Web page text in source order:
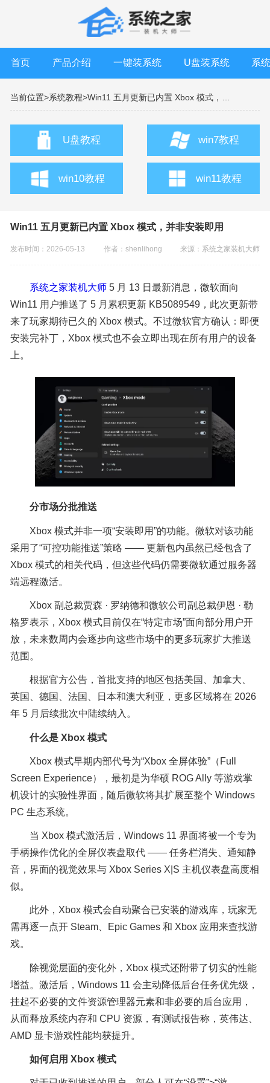
首页 产品介绍 一键装系统 U盘装系统 系
当前位置>系统教程>
U盘教程 win7教程
win10教程 win11教程
Win11 五月更新已内置 Xbox 模式，并非安装即用
发布时间：2026-05-13 作者：shenlihong 来源： 系统之家装机大师
系统之家装机大师5 月 13 日最新消息，微软面向
Win11 用户推送了 5 月累积更新 KB5089549，此次更新带
来了玩家期待已久的 Xbox 模式。不过微软官方确认：即便
安装完补丁，Xbox 模式也不会立即出现在所有用户的设备
上。
分市场分批推送
Xbox 模式并非一项“安装即用”的功能。微软对该功能
采用了“可控功能推送”策略 —— 更新包内虽然已经包含了
Xbox 模式的相关代码，但这些代码仍需要微软通过服务器
端远程激活。
Xbox 副总裁贾森 · 罗纳德和微软公司副总裁伊恩 · 勒
格罗表示，Xbox 模式目前仅在“特定市场”面向部分用户开
放，未来数周内会逐步向这些市场中的更多玩家扩大推送
范围。
根据官方公告，首批支持的地区包括美国、加拿大、
英国、德国、法国、日本和澳大利亚，更多区域将在 2026
年 5 月后续批次中陆续纳入。
什么是 Xbox 模式
Xbox 模式早期内部代号为“Xbox 全屏体验”（Full
Screen Experience），最初是为华硕 ROG Ally 等游戏掌
机设计的实验性界面，随后微软将其扩展至整个 Windows
PC 生态系统。
当 Xbox 模式激活后，Windows 11 界面将被一个专为
手柄操作优化的全屏仪表盘取代 —— 任务栏消失、通知静
音，界面的视觉效果与 Xbox Series X|S 主机仪表盘高度相
似。
此外，Xbox 模式会自动聚合已安装的游戏库，玩家无
需再逐一点开 Steam、Epic Games 和 Xbox 应用来查找游
戏。
除视觉层面的变化外，Xbox 模式还附带了切实的性能
增益。激活后，Windows 11 会主动降低后台任务优先级，
挂起不必要的文件资源管理器元素和非必要的后台应用，
从而释放系统内存和 CPU 资源，有测试报告称，英伟达、
AMD 显卡游戏性能均获提升。
如何启用 Xbox 模式